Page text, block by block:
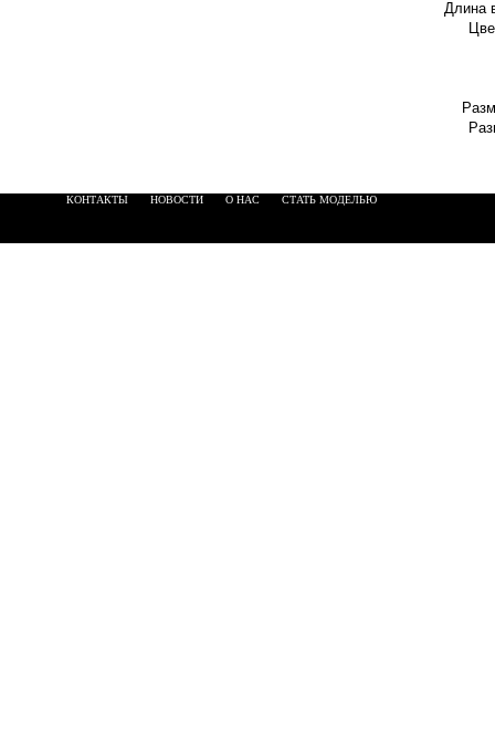
Длина
КОНТАКТЫ НОВОСТИ О НАС СТАТЬ МОДЕЛЬЮ